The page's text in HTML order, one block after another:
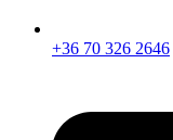
+36 70 326 2646